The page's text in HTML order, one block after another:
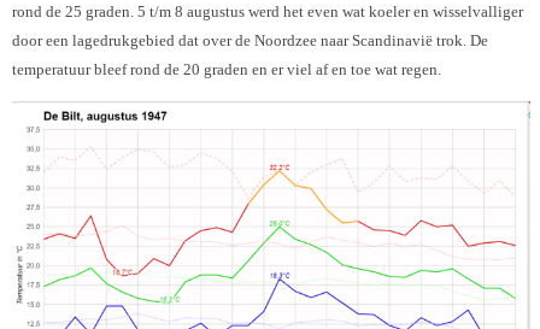
rond de 25 graden. 5 t/m 8 augustus werd het even wat koeler en wisselvalliger
door een lagedrukgebied dat over de Noordzee naar Scandinavië trok. De
temperatuur bleef rond de 20 graden en er viel af en toe wat regen.